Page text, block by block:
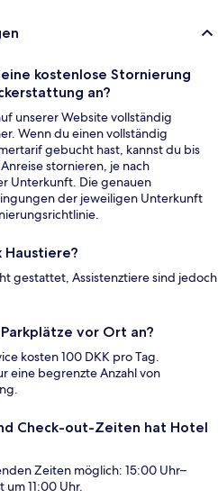
kostenlose Stornierung
an?
unserer Website vollständig
Wenn du einen vollständig
gebucht hast, kannst du bis
stornieren, je nach
Unterkunft. Die genauen
der jeweiligen Unterkunft
Haustiere?
gestattet, Assistenztiere sind jedoch
vor Ort an?
kosten 100 DKK pro Tag.
eine begrenzte Anzahl von
Check-out-Zeiten hat Hotel
Zeiten möglich: 15:00 Uhr–
11:00 Uhr.